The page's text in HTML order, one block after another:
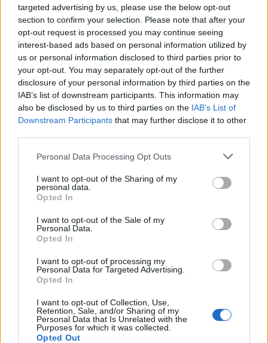
targeted advertising by us, please use the below opt-out
section to confirm your selection. Please note that after your
opt-out request is processed you may continue seeing
interest-based ads based on personal information utilized by
us or personal information disclosed to third parties prior to
your opt-out. You may separately opt-out of the further
disclosure of your personal information by third parties on the
IAB’s list of downstream participants. This information may
also be disclosed by us to third parties on the IAB’s List of
Downstream Participants that may further disclose it to other
Please note that this website/app uses one or more Google
not limited to your visit or usage behaviour. You may click to
grant or deny consent to Google and its third-party tags to
use your data for below specified purposes in below Google
consent section.
Personal Data Processing Opt Outs
I want to opt-out of the Sharing of my
personal data.
Opted In
I want to opt-out of the Sale of my
Personal Data.
Opted In
I want to opt-out of processing my
Personal Data for Targeted Advertising.
Opted In
I want to opt-out of Collection, Use,
Retention, Sale, and/or Sharing of my
Personal Data that Is Unrelated with the
Purposes for which it was collected.
Opted Out
Petrolio in calo: Brent a 88.9 dollari, ribassi diffusi tra le
materie prime
Andrea Innocenti · 6 Ago 2026
NEWS
Petrolio in calo: Brent a 91,82$, ribassi a due cifre per greggio
Andrea Innocenti · 5 Ago 2026